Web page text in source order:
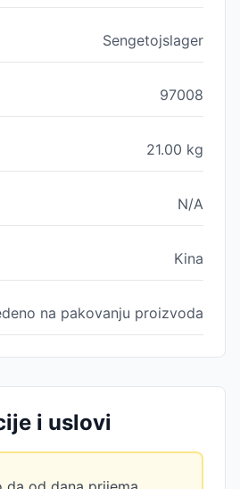
Sengetojslager
97008
21.00 kg
N/A
Kina
na pakovanju proizvoda
i uslovi